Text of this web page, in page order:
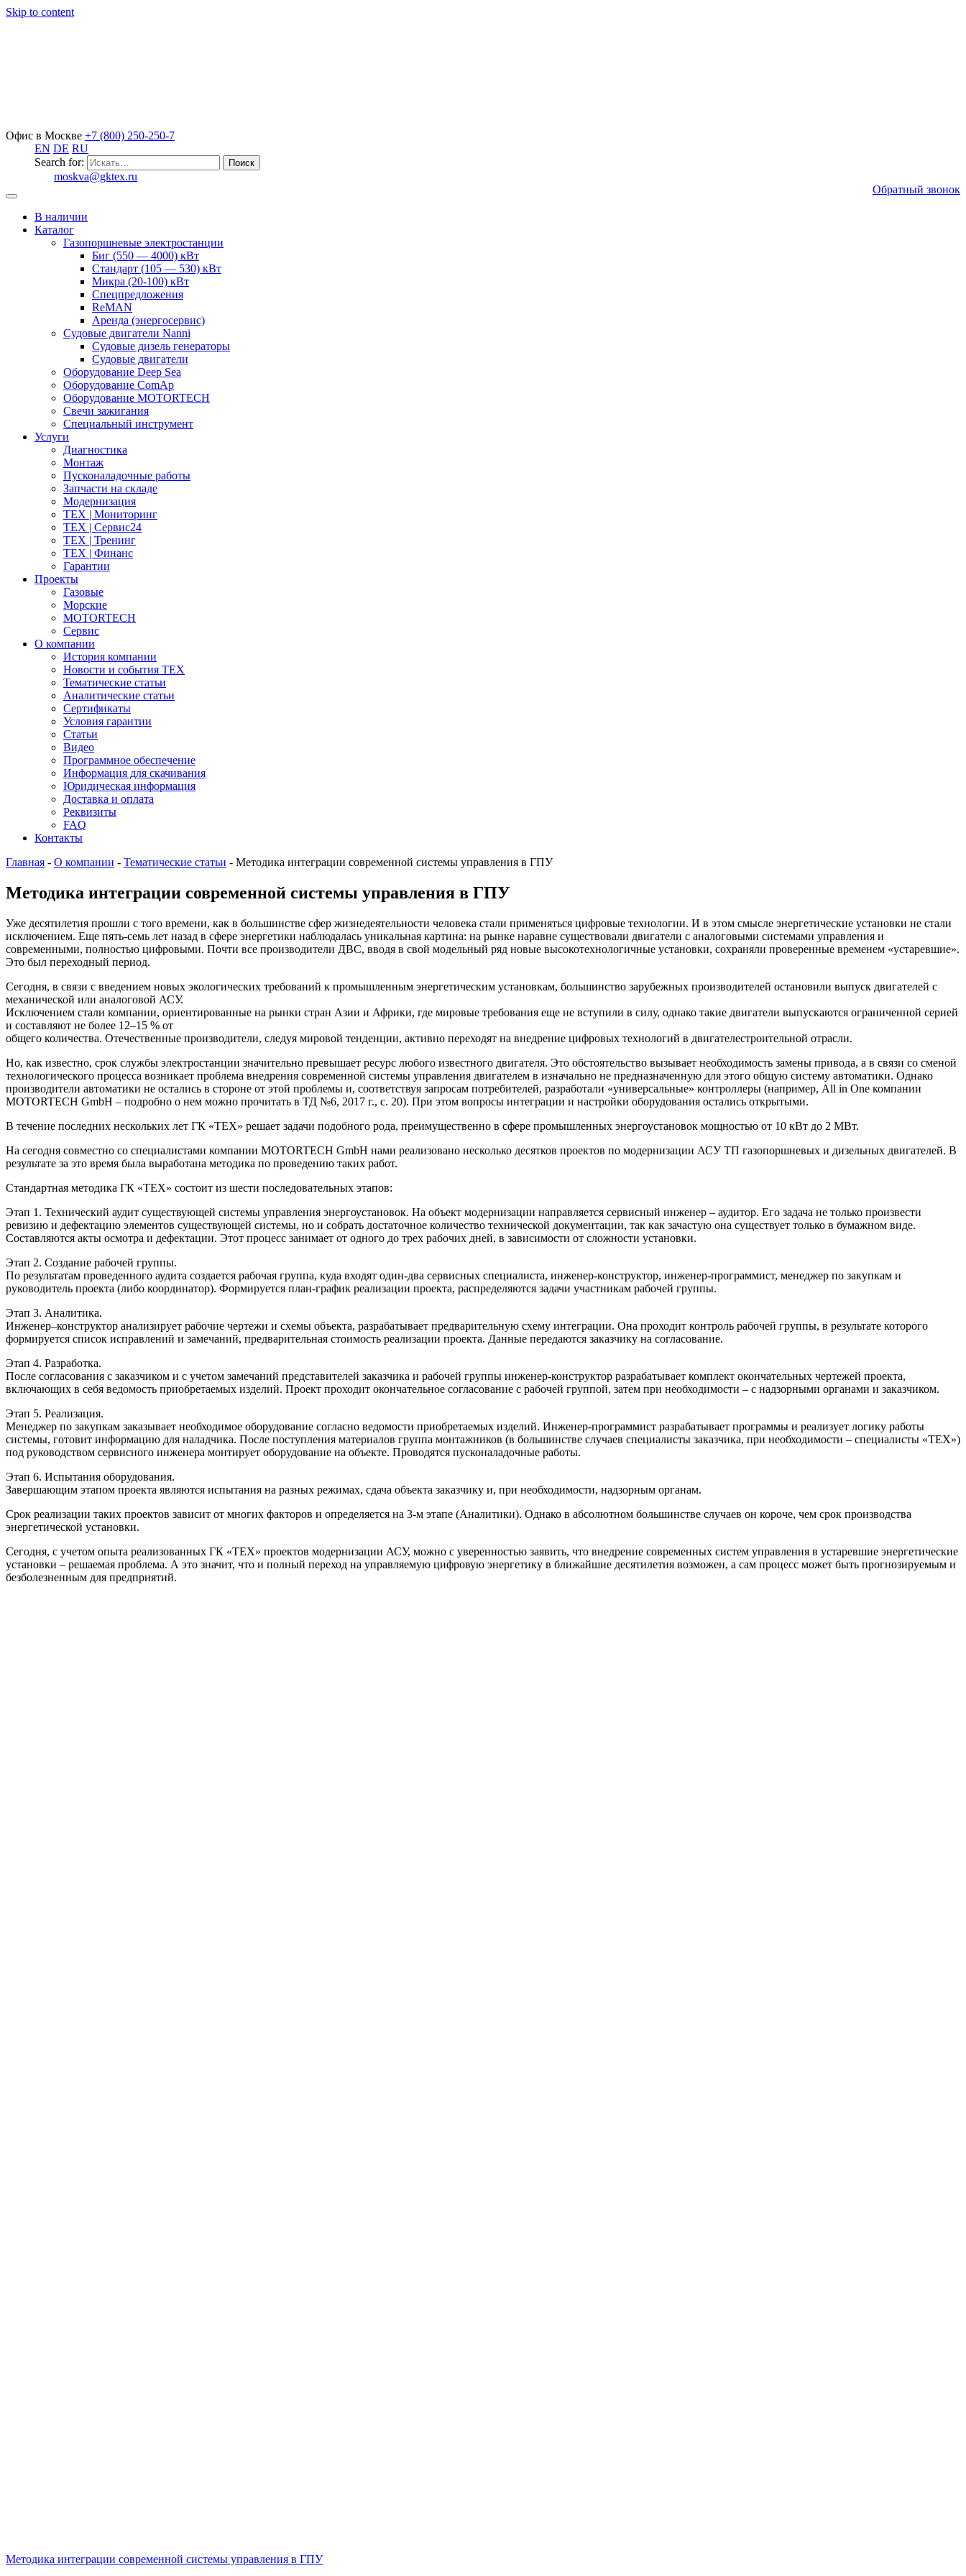
Skip to content
Офис в Москве +7 (800) 250-250-7
EN DE RU
Search for:
moskva@gktex.ru
Обратный звонок
В наличии
Каталог
Газопоршневые электростанции
Биг (550 — 4000) кВт
Стандарт (105 — 530) кВт
Микра (20-100) кВт
Спецпредложения
ReMAN
Аренда (энергосервис)
Судовые двигатели Nanni
Судовые дизель генераторы
Судовые двигатели
Оборудование Deep Sea
Оборудование ComAp
Оборудование MOTORTECH
Свечи зажигания
Специальный инструмент
Услуги
Диагностика
Монтаж
Пусконаладочные работы
Запчасти на складе
Модернизация
ТЕХ | Мониторинг
ТЕХ | Сервис24
ТЕХ | Тренинг
ТЕХ | Финанс
Гарантии
Проекты
Газовые
Морские
MOTORTECH
Сервис
О компании
История компании
Новости и события ТЕХ
Тематические статьи
Аналитические статьи
Сертификаты
Условия гарантии
Статьи
Видео
Программное обеспечение
Информация для скачивания
Юридическая информация
Доставка и оплата
Реквизиты
FAQ
Контакты
Главная - О компании - Тематические статьи - Методика интеграции современной системы управления в ГПУ
Методика интеграции современной системы управления в ГПУ
Уже десятилетия прошли с того времени, как в большинстве сфер жизнедеятельности человека стали применяться цифровые технологии. И в этом смысле энергетические установки не стали
исключением. Еще пять-семь лет назад в сфере энергетики наблюдалась уникальная картина: на рынке наравне существовали двигатели с аналоговыми системами управления и
современными, полностью цифровыми. Почти все производители ДВС, вводя в свой модельный ряд новые высокотехнологичные установки, сохраняли проверенные временем «устаревшие».
Это был переходный период.
Сегодня, в связи с введением новых экологических требований к промышленным энергетическим установкам, большинство зарубежных производителей остановили выпуск двигателей с
механической или аналоговой АСУ.
Исключением стали компании, ориентированные на рынки стран Азии и Африки, где мировые требования еще не вступили в силу, однако такие двигатели выпускаются ограниченной серией
и составляют не более 12–15 % от
общего количества. Отечественные производители, следуя мировой тенденции, активно переходят на внедрение цифровых технологий в двигателестроительной отрасли.
Но, как известно, срок службы электростанции значительно превышает ресурс любого известного двигателя. Это обстоятельство вызывает необходимость замены привода, а в связи со сменой
технологического процесса возникает проблема внедрения современной системы управления двигателем в изначально не предназначенную для этого общую систему автоматики. Однако
производители автоматики не остались в стороне от этой проблемы и, соответствуя запросам потребителей, разработали «универсальные» контроллеры (например, All in One компании
MOTORTECH GmbH – подробно о нем можно прочитать в ТД №6, 2017 г., с. 20). При этом вопросы интеграции и настройки оборудования остались открытыми.
В течение последних нескольких лет ГК «ТЕХ» решает задачи подобного рода, преимущественно в сфере промышленных энергоустановок мощностью от 10 кВт до 2 МВт.
На сегодня совместно со специалистами компании MOTORTECH GmbH нами реализовано несколько десятков проектов по модернизации АСУ ТП газопоршневых и дизельных двигателей. В
результате за это время была выработана методика по проведению таких работ.
Стандартная методика ГК «ТЕХ» состоит из шести последовательных этапов:
Этап 1. Технический аудит существующей системы управления энергоустановок. На объект модернизации направляется сервисный инженер – аудитор. Его задача не только произвести
ревизию и дефектацию элементов существующей системы, но и собрать достаточное количество технической документации, так как зачастую она существует только в бумажном виде.
Составляются акты осмотра и дефектации. Этот процесс занимает от одного до трех рабочих дней, в зависимости от сложности установки.
Этап 2. Создание рабочей группы.
По результатам проведенного аудита создается рабочая группа, куда входят один-два сервисных специалиста, инженер-конструктор, инженер-программист, менеджер по закупкам и
руководитель проекта (либо координатор). Формируется план-график реализации проекта, распределяются задачи участникам рабочей группы.
Этап 3. Аналитика.
Инженер–конструктор анализирует рабочие чертежи и схемы объекта, разрабатывает предварительную схему интеграции. Она проходит контроль рабочей группы, в результате которого
формируется список исправлений и замечаний, предварительная стоимость реализации проекта. Данные передаются заказчику на согласование.
Этап 4. Разработка.
После согласования с заказчиком и с учетом замечаний представителей заказчика и рабочей группы инженер-конструктор разрабатывает комплект окончательных чертежей проекта,
включающих в себя ведомость приобретаемых изделий. Проект проходит окончательное согласование с рабочей группой, затем при необходимости – с надзорными органами и заказчиком.
Этап 5. Реализация.
Менеджер по закупкам заказывает необходимое оборудование согласно ведомости приобретаемых изделий. Инженер-программист разрабатывает программы и реализует логику работы
системы, готовит информацию для наладчика. После поступления материалов группа монтажников (в большинстве случаев специалисты заказчика, при необходимости – специалисты «ТЕХ»)
под руководством сервисного инженера монтирует оборудование на объекте. Проводятся пусконаладочные работы.
Этап 6. Испытания оборудования.
Завершающим этапом проекта являются испытания на разных режимах, сдача объекта заказчику и, при необходимости, надзорным органам.
Срок реализации таких проектов зависит от многих факторов и определяется на 3-м этапе (Аналитики). Однако в абсолютном большинстве случаев он короче, чем срок производства
энергетической установки.
Сегодня, с учетом опыта реализованных ГК «ТЕХ» проектов модернизации АСУ, можно с уверенностью заявить, что внедрение современных систем управления в устаревшие энергетические
установки – решаемая проблема. А это значит, что и полный переход на управляемую цифровую энергетику в ближайшие десятилетия возможен, а сам процесс может быть прогнозируемым и
безболезненным для предприятий.
Методика интеграции современной системы управления в ГПУ